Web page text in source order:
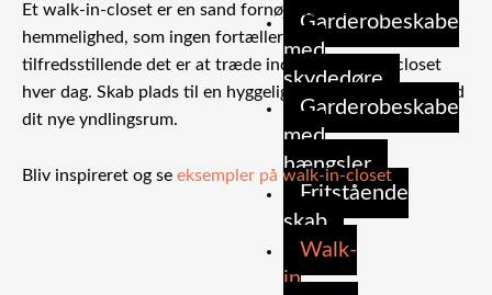
Garderobeskabe
med
skydedøre
Garderobeskabe
med
hængsler
Fritstående
skab
Walk-
in
Et walk-in-closet er en sand fornøjelse: Det er den
hemmelighed, som ingen fortæller dig – hvor
tilfredsstillende det er at træde ind i din walk-in-closet
hver dag. Skab plads til en hyggelig stol og et spejl, og nyd
dit nye yndlingsrum.
Bliv inspireret og se eksempler på walk-in-closet